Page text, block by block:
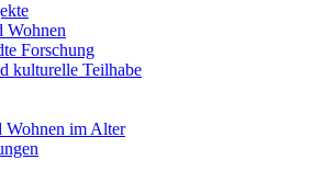
Wohnen
For­schung
kulturelle Teilhabe
Wohnen im Alter